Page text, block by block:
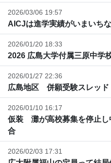
2026/03/06 19:57
AICJは進学実績がいまいち
2026/01/20 18:33
2026 広島大学付属三原中学
2026/01/27 22:36
広島地区 併願受験スレッド
2026/01/10 16:17
仮装 灘が高校募集を停止し
合
2026/02/03 17:31